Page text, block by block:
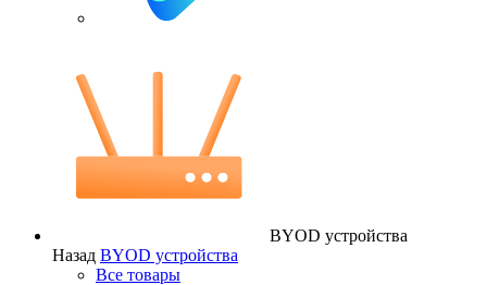
BYOD устройства
Назад BYOD устройства
Все товары